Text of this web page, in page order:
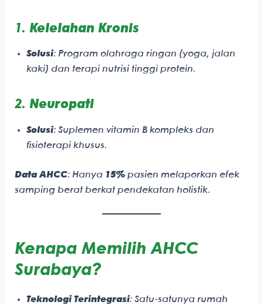
1. Kelelahan Kronis
Solusi: Program olahraga ringan (yoga, jalan
kaki) dan terapi nutrisi tinggi protein.
2. Neuropati
Solusi: Suplemen vitamin B kompleks dan
fisioterapi khusus.
Data AHCC: Hanya 15%pasien melaporkan efek
samping berat berkat pendekatan holistik.
Kenapa Memilih AHCC
Surabaya?
Teknologi Terintegrasi: Satu-satunya rumah